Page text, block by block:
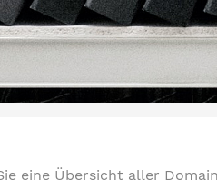
eine Übersicht aller